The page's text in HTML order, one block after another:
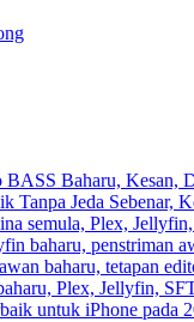
Baharu, Kesan,
Tanpa Jeda Sebenar,
semula, Plex,
baharu, penstriman
baharu, tetapan
Plex, Jellyfin,
untuk iPhone pada